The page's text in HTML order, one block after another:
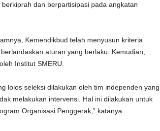
dan berpartisipasi pada angkatan
Kemendikbud telah menyusun kriteria
aturan yang berlaku. Kemudian,
Institut SMERU.
lolos seleksi dilakukan oleh tim independen yang
melakukan intervensi. Hal ini dilakukan untuk
Organisasi Penggerak,” katanya.